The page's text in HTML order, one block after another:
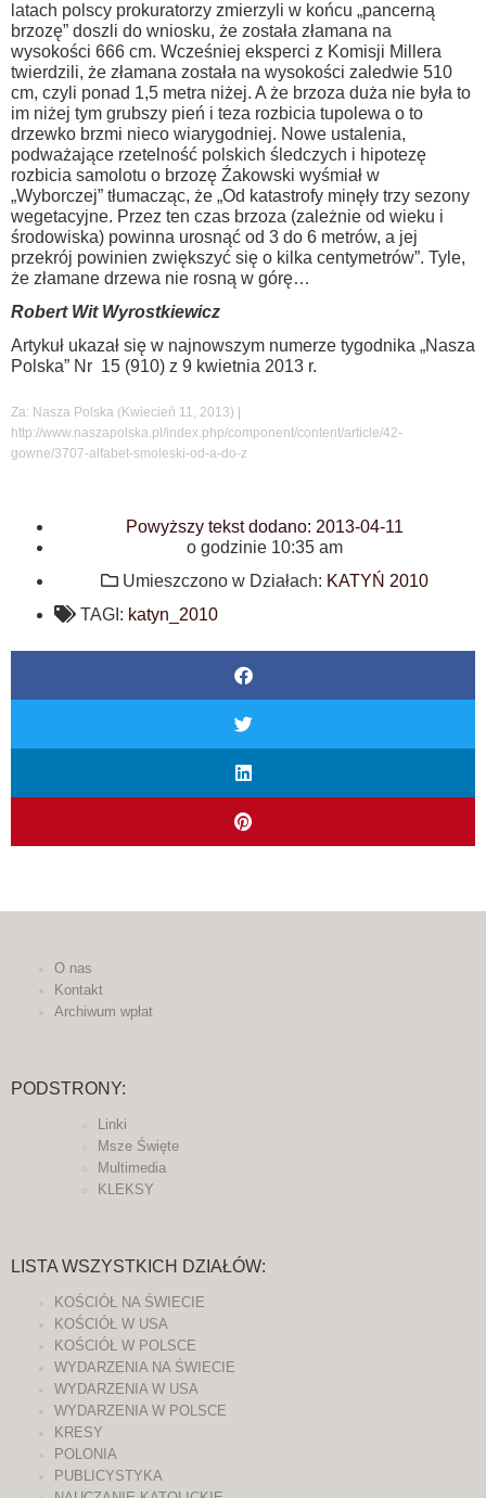
latach polscy prokuratorzy zmierzyli w końcu „pancerną
brzozę” doszli do wniosku, że została złamana na
wysokości 666 cm. Wcześniej eksperci z Komisji Millera
twierdzili, że złamana została na wysokości zaledwie 510
cm, czyli ponad 1,5 metra niżej. A że brzoza duża nie była to
im niżej tym grubszy pień i teza rozbicia tupolewa o to
drzewko brzmi nieco wiarygodniej. Nowe ustalenia,
podważające rzetelność polskich śledczych i hipotezę
rozbicia samolotu o brzozę Źakowski wyśmiał w
„Wyborczej” tłumacząc, że „Od katastrofy minęły trzy sezony
wegetacyjne. Przez ten czas brzoza (zależnie od wieku i
środowiska) powinna urosnąć od 3 do 6 metrów, a jej
przekrój powinien zwiększyć się o kilka centymetrów”. Tyle,
że złamane drzewa nie rosną w górę…
Robert Wit Wyrostkiewicz
Artykuł ukazał się w najnowszym numerze tygodnika „Nasza
Polska” Nr 15 (910) z 9 kwietnia 2013 r.
Za: Nasza Polska (Kwiecień 11, 2013) |
http://www.naszapolska.pl/index.php/component/content/article/42-
gowne/3707-alfabet-smoleski-od-a-do-z
Powyższy tekst dodano: 2013-04-11
o godzinie 10:35 am
Umieszczono w Działach: KATYŃ 2010
TAGI: katyn_2010
O nas
Kontakt
Archiwum wpłat
PODSTRONY:
Linki
Msze Święte
Multimedia
KLEKSY
LISTA WSZYSTKICH DZIAŁÓW:
KOŚCIÓŁ NA ŚWIECIE
KOŚCIÓŁ W USA
KOŚCIÓŁ W POLSCE
WYDARZENIA NA ŚWIECIE
WYDARZENIA W USA
WYDARZENIA W POLSCE
KRESY
POLONIA
PUBLICYSTYKA